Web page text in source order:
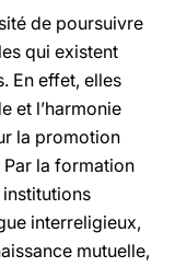
de poursuivre
qui existent
En effet, elles
et l’harmonie
la promotion
Par la formation
interreligieux,
mutuelle,